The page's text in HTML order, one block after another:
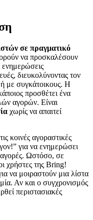
σε πραγματικό
να προσκαλέσουν
ενημερώσεις
διευκολύνοντας τον
με συγκάτοικους. Η
προσθέτει ένα
αγορών. Είναι
χωρίς να απαιτεί
κοινές αγοραστικές
για να ενημερώσει
αγορές. Ωστόσο, σε
χρήστες της Bring!
να μοιραστούν μια λίστα
Αν και ο συγχρονισμός
περιστασιακές